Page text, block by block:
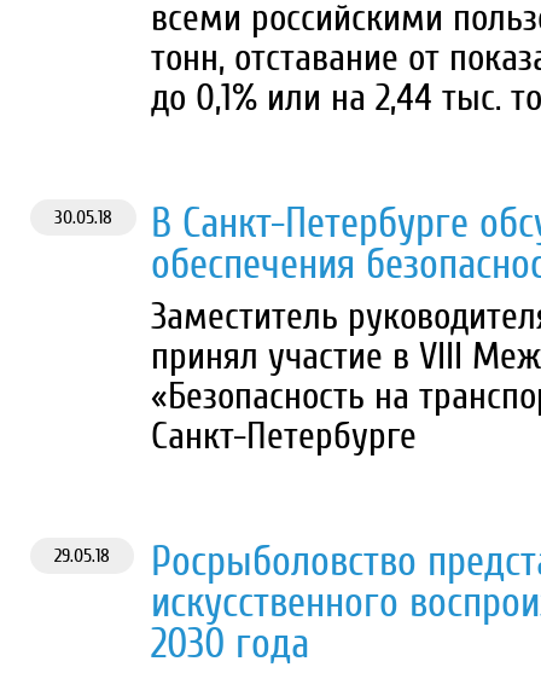
всеми российскими
тонн, отставание от
до 0,1% или на 2,44 тыс.
30.05.18
В Санкт-Петербурге
обеспечения
Заместитель
принял участие в VIII
«Безопасность на
Санкт-Петербурге
29.05.18
Росрыболовство
искусственного
2030 года